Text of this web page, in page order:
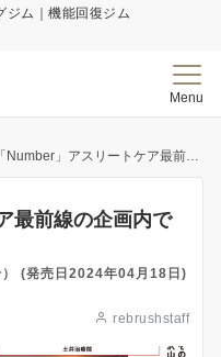
ジム｜機能回復ジム
Menu
「Number」アスリートケア最前線の企画内で当店が紹介されました！
最前線の企画内で
(発売日2024年04月18日)
rebrushstaff